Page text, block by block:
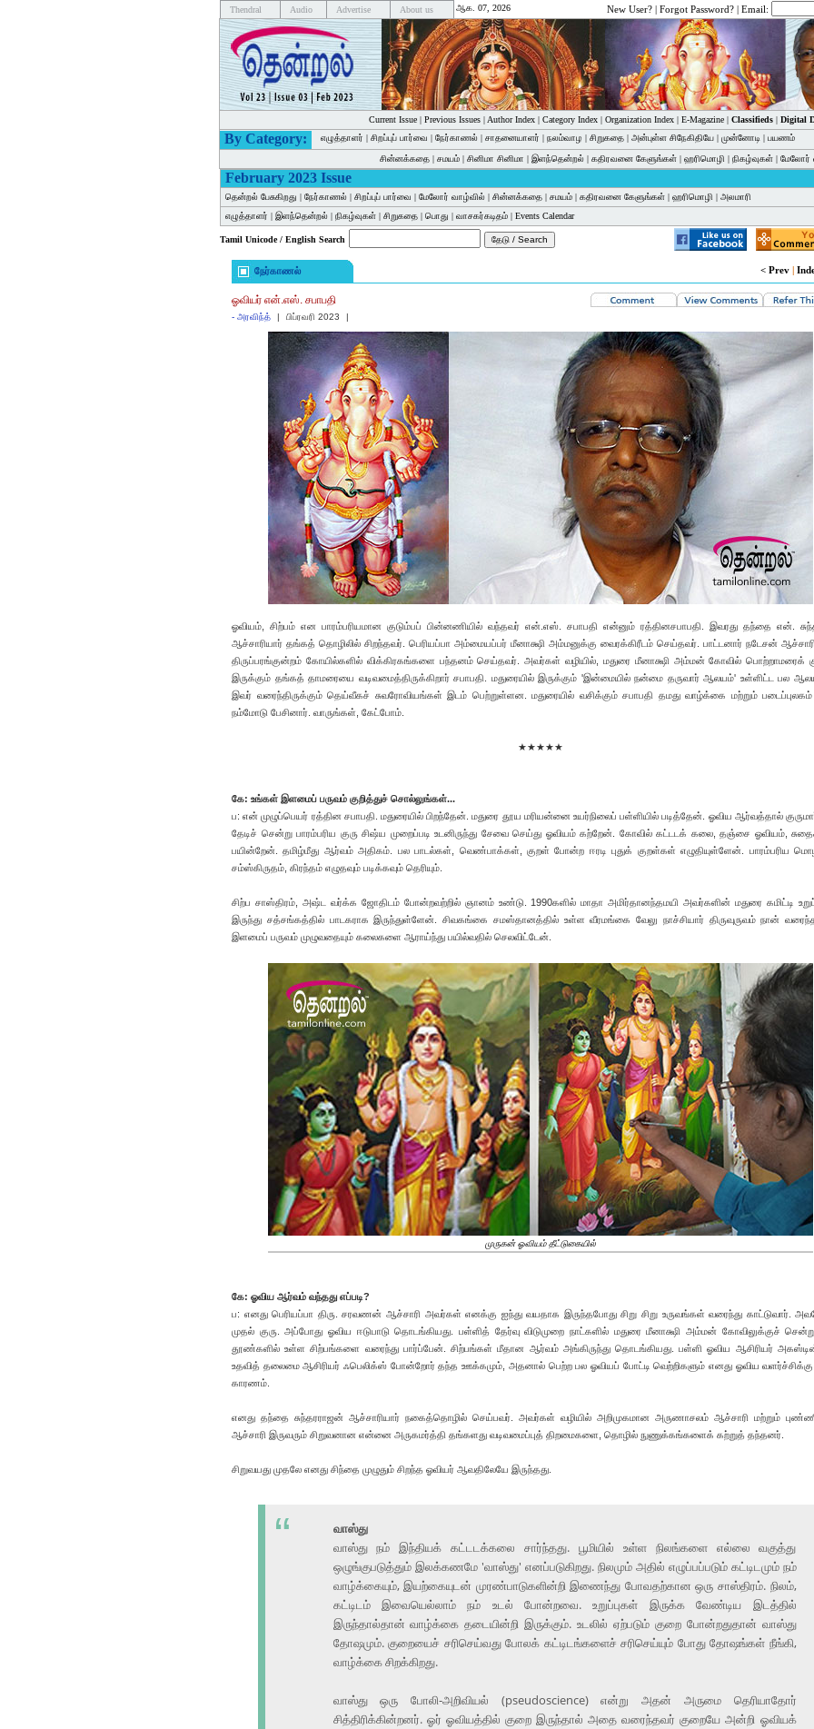
Thendral Audio Advertise About us ஆக. 07, 2026 New User? | Forgot Password? | Email:
Current Issue| Previous Issues| Author Index| Category Index| Organization Index| E-Magazine| Classifieds| Digital
By Category: எழுத்தாளர் | சிறப்புப் பார்வை | நேர்காணல் | சாதனையாளர் | நலம்வாழ | சிறுகதை | அன்புள்ள சிநேகிதியே | முன்னோடி | பயணம்
சின்னக்கதை | சமயம் | சினிமா சினிமா | இளந்தென்றல் | கதிரவனை கேளுங்கள் | ஹரிமொழி | நிகழ்வுகள் | மேலோர்
February 2023 Issue
தென்றல் பேசுகிறது | நேர்காணல் | சிறப்புப் பார்வை | மேலோர் வாழ்வில் | சின்னக்கதை | சமயம் | கதிரவனை கேளுங்கள் | ஹரிமொழி | அலமாரி
எழுத்தாளர் | இளந்தென்றல் | நிகழ்வுகள் | சிறுகதை | பொது | வாசகர்கடிதம் | Events Calendar
Tamil Unicode / English Search
நேர்காணல் < Prev |
ஓவியர் என்.எஸ். சபாபதி
- அரவிந்த் | பிப்ரவரி 2023 |
ஓவியம், சிற்பம் என பாரம்பரியமான குடும்பப் பின்னணியில் வந்தவர் என்.எஸ். சபாபதி என்னும் ரத்தினசபாபதி. இவரது தந்தை என்.
ஆச்சாரியார் தங்கத் தொழிலில் சிறந்தவர். பெரியப்பா அம்மையப்பர் மீனாக்ஷி அம்மனுக்கு வைரக்கிரீடம் செய்தவர். பாட்டனார் நடேசன் ஆச்சாரி
திருப்பரங்குன்றம் கோயில்களில் விக்கிரகங்களை பந்தனம் செய்தவர். அவர்கள் வழியில், மதுரை மீனாக்ஷி அம்மன் கோவில் பொற்றாமரைக்
இருக்கும் தங்கத் தாமரையை வடிவமைத்திருக்கிறார் சபாபதி. மதுரையில் இருக்கும் 'இன்மையில் நன்மை தருவார் ஆலயம்' உள்ளிட்ட பல
இவர் வரைந்திருக்கும் தெய்வீகச் சுவரோவியங்கள் இடம் பெற்றுள்ளன. மதுரையில் வசிக்கும் சபாபதி தமது வாழ்க்கை மற்றும் படைப்புலகம்
நம்மோடு பேசினார். வாருங்கள், கேட்போம்.
★★★★★
கே: உங்கள் இளமைப் பருவம் குறித்துச் சொல்லுங்கள்...
ப: என் முழுப்பெயர் ரத்தின சபாபதி. மதுரையில் பிறந்தேன். மதுரை தூய மரியன்னை உயர்நிலைப் பள்ளியில் படித்தேன். ஓவிய ஆர்வத்தால்
தேடிச் சென்று பாரம்பரிய குரு சிஷ்ய முறைப்படி உடனிருந்து சேவை செய்து ஓவியம் கற்றேன். கோவில் கட்டடக் கலை, தஞ்சை ஓவியம்,
பயின்றேன். தமிழ்மீது ஆர்வம் அதிகம். பல பாடல்கள், வெண்பாக்கள், குறள் போன்ற ஈரடி புதுக் குறள்கள் எழுதியுள்ளேன். பாரம்பரிய
சம்ஸ்கிருதம், கிரந்தம் எழுதவும் படிக்கவும் தெரியும்.
சிற்ப சாஸ்திரம், அஷ்ட வர்க்க ஜோதிடம் போன்றவற்றில் ஞானம் உண்டு. 1990களில் மாதா அமிர்தானந்தமயி அவர்களின் மதுரை கமிட்டி
இருந்து சத்சங்கத்தில் பாடகராக இருந்துள்ளேன். சிவகங்கை சமஸ்தானத்தில் உள்ள வீரமங்கை வேலு நாச்சியார் திருவுருவம் நான்
இளமைப் பருவம் முழுவதையும் கலைகளை ஆராய்ந்து பயில்வதில் செலவிட்டேன்.
முருகன் ஓவியம் தீட்டுகையில்
கே: ஓவிய ஆர்வம் வந்தது எப்படி?
ப: எனது பெரியப்பா திரு. சரவணன் ஆச்சாரி அவர்கள் எனக்கு ஐந்து வயதாக இருந்தபோது சிறு சிறு உருவங்கள் வரைந்து காட்டுவார்.
முதல் குரு. அப்போது ஓவிய ஈடுபாடு தொடங்கியது. பள்ளித் தேர்வு விடுமுறை நாட்களில் மதுரை மீனாக்ஷி அம்மன் கோவிலுக்குச்
தூண்களில் உள்ள சிற்பங்களை வரைந்து பார்ப்பேன். சிற்பங்கள் மீதான ஆர்வம் அங்கிருந்து தொடங்கியது. பள்ளி ஓவிய ஆசிரியர்
உதவித் தலைமை ஆசிரியர் ஃபெலிக்ஸ் போன்றோர் தந்த ஊக்கமும், அதனால் பெற்ற பல ஓவியப் போட்டி வெற்றிகளும் எனது ஓவிய வளர்ச்சிக்கு
காரணம்.
எனது தந்தை சுந்தரராஜன் ஆச்சாரியார் நகைத்தொழில் செய்பவர். அவர்கள் வழியில் அறிமுகமான அருணாசலம் ஆச்சாரி மற்றும்
ஆச்சாரி இருவரும் சிறுவனான என்னை அருகமர்த்தி தங்களது வடிவமைப்புத் திறமைகளை, தொழில் நுணுக்கங்களைக் கற்றுத் தந்தனர்.
சிறுவயது முதலே எனது சிந்தை முழுதும் சிறந்த ஓவியர் ஆவதிலேயே இருந்தது.
வாஸ்து
வாஸ்து நம் இந்தியக் கட்டடக்கலை சார்ந்தது. பூமியில் உள்ள நிலங்களை எல்லை வகுத்து
ஒழுங்குபடுத்தும் இலக்கணமே 'வாஸ்து' எனப்படுகிறது. நிலமும் அதில் எழுப்பப்படும் கட்டிடமும் நம்
வாழ்க்கையும், இயற்கையுடன் முரண்பாடுகளின்றி இணைந்து போவதற்கான ஒரு சாஸ்திரம். நிலம்,
கட்டிடம் இவையெல்லாம் நம் உடல் போன்றவை. உறுப்புகள் இருக்க வேண்டிய இடத்தில்
இருந்தால்தான் வாழ்க்கை தடையின்றி இருக்கும். உடலில் ஏற்படும் குறை போன்றதுதான் வாஸ்து
தோஷமும். குறையைச் சரிசெய்வது போலக் கட்டிடங்களைச் சரிசெய்யும் போது தோஷங்கள் நீங்கி,
வாழ்க்கை சிறக்கிறது.
வாஸ்து ஒரு போலி-அறிவியல் (pseudoscience) என்று அதன் அருமை தெரியாதோர்
சித்திரிக்கின்றனர். ஓர் ஓவியத்தில் குறை இருந்தால் அதை வரைந்தவர் குறையே அன்றி ஓவியக்